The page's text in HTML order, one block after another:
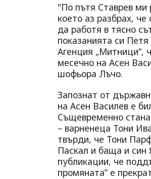
"По пътя Ставрев ми
което аз разбрах,
да работя в тясно
показанията си
Агенция „Митници“,
месечно на Асен
шофьора Лъчо.
Запознат от
на Асен Василев е
Същевременно
– варненеца Тони
твърди, че Тони
Паскал и баща и син
публикации, че
промяната” е